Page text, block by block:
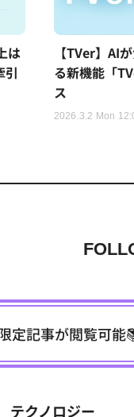
は
引
【TVer】AI
る新機能「
ス
2026.3.2 Mon
定記事が閲覧可能
テクノロジー